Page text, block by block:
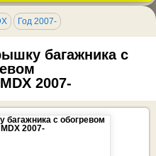
Год 2007-
багажника с
2007-